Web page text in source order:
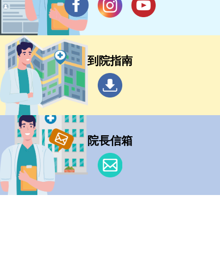
到院指南
院長信箱